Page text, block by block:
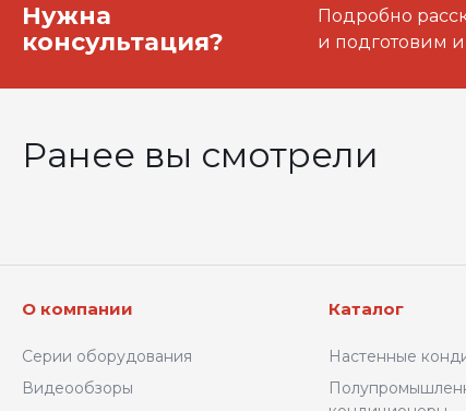
Нужна
консультация?
Подробно
и подготовим
Ранее вы смотрели
О компании
Серии оборудования
Видеообзоры
Каталог
Настенные